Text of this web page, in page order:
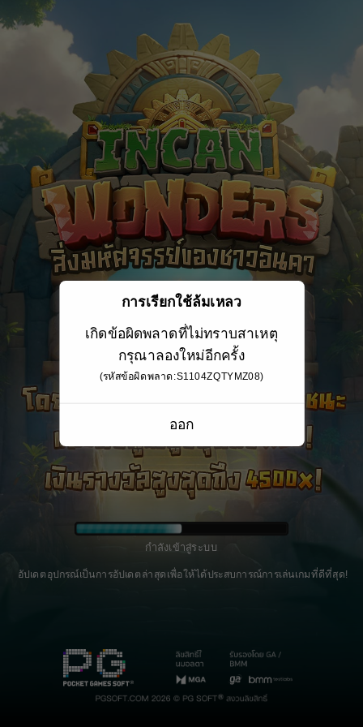
อัปเดตอุปกรณ์เป็นการอัปเดตล่าสุดเพื่อให้ได้ประสบการณ์การเล่นเกมที่ดีที่สุด!
กำลังเข้าสู่ระบบ
การเรียกใช้ล้มเหลว
เกิดข้อผิดพลาดที่ไม่ทราบสาเหตุ
กรุณาลองใหม่อีกครั้ง
(รหัสข้อผิดพลาด:S1104ZQTYMZ08)
ออก